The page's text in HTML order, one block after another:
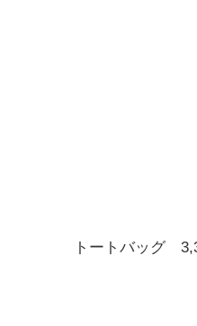
トートバッグ